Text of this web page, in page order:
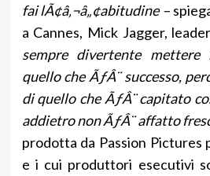
fai lÃ¢â‚¬â„¢abitudine –
a Cannes, Mick Jagger,
sempre divertente
quello che ÃƒÂ¨ successo,
di quello che ÃƒÂ¨ capitato
addietro non ÃƒÂ¨ affatto
prodotta da Passion Pictures
e i cui produttori esecutivi